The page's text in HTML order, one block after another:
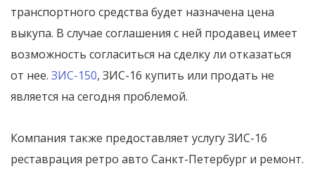
транспортного средства будет назначена цена
выкупа. В случае соглашения с ней продавец имеет
возможность согласиться на сделку ли отказаться
от нее. ЗИС-150, ЗИС-16 купить или продать не
является на сегодня проблемой.
Компания также предоставляет услугу ЗИС-16
реставрация ретро авто Санкт-Петербург и ремонт.